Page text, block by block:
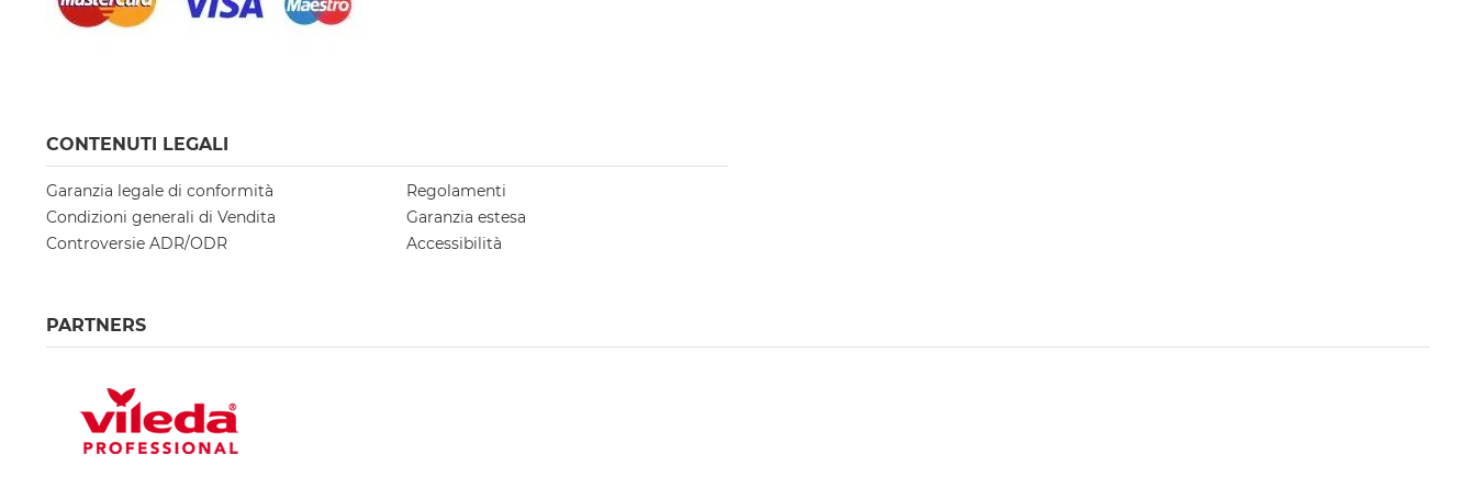
CONTENUTI LEGALI
Garanzia legale di conformità
Condizioni generali di Vendita
Controversie ADR/ODR
Regolamenti
Garanzia estesa
Accessibilità
PARTNERS